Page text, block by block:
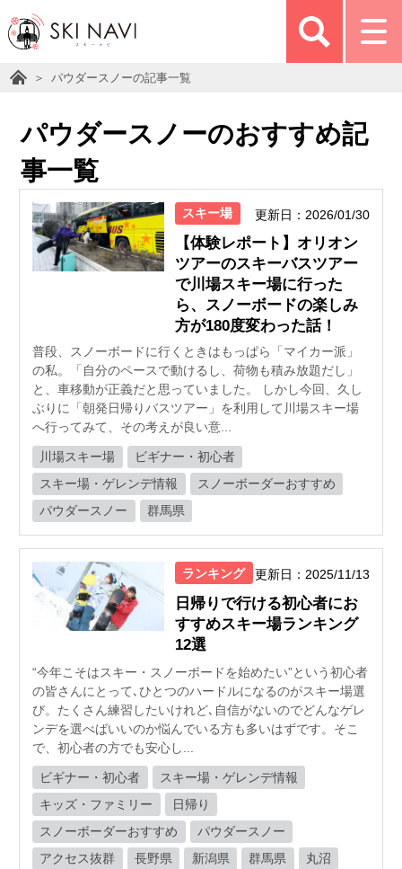
パウダースノーの記事一覧
パウダースノーのおすすめ記
事一覧
スキー場 更新日：2026/01/30
【体験レポート】オリオン
ツアーのスキーバスツアー
で川場スキー場に行った
ら、スノーボードの楽しみ
方が180度変わった話！
普段、スノーボードに行くときはもっぱら「マイカー派」
の私。「自分のペースで動けるし、荷物も積み放題だし」
と、車移動が正義だと思っていました。 しかし今回、久し
ぶりに「朝発日帰りバスツアー」を利用して川場スキー場
へ行ってみて、その考えが良い意...
川場スキー場
ビギナー・初心者
スキー場・ゲレンデ情報
スノーボーダーおすすめ
パウダースノー
群馬県
ランキング 更新日：2025/11/13
日帰りで行ける初心者にお
すすめスキー場ランキング
12選
“今年こそはスキー・スノーボードを始めたい”という初心者
の皆さんにとって､ひとつのハードルになるのがスキー場選
び。たくさん練習したいけれど､自信がないのでどんなゲレ
ンデを選べばいいのか悩んでいる方も多いはずです。そこ
で、初心者の方でも安心し...
ビギナー・初心者
スキー場・ゲレンデ情報
キッズ・ファミリー
日帰り
スノーボーダーおすすめ
パウダースノー
アクセス抜群
長野県 新潟県 群馬県
丸沼